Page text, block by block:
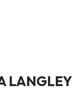
LANGLEY